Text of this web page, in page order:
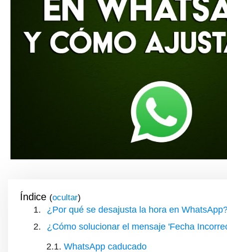
Índice ( )
¿Por qué se desajusta la hora en
¿Cómo solucionar el mensaje 'Fecha
WhatsApp caducado